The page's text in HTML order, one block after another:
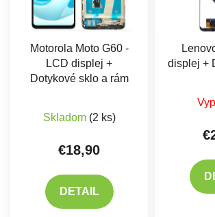
Motorola Moto G60 -
LCD displej +
Dotykové sklo a rám
Priemerné hodnotenie
Skladom (2 ks)
€18,90
DETAIL
displej +